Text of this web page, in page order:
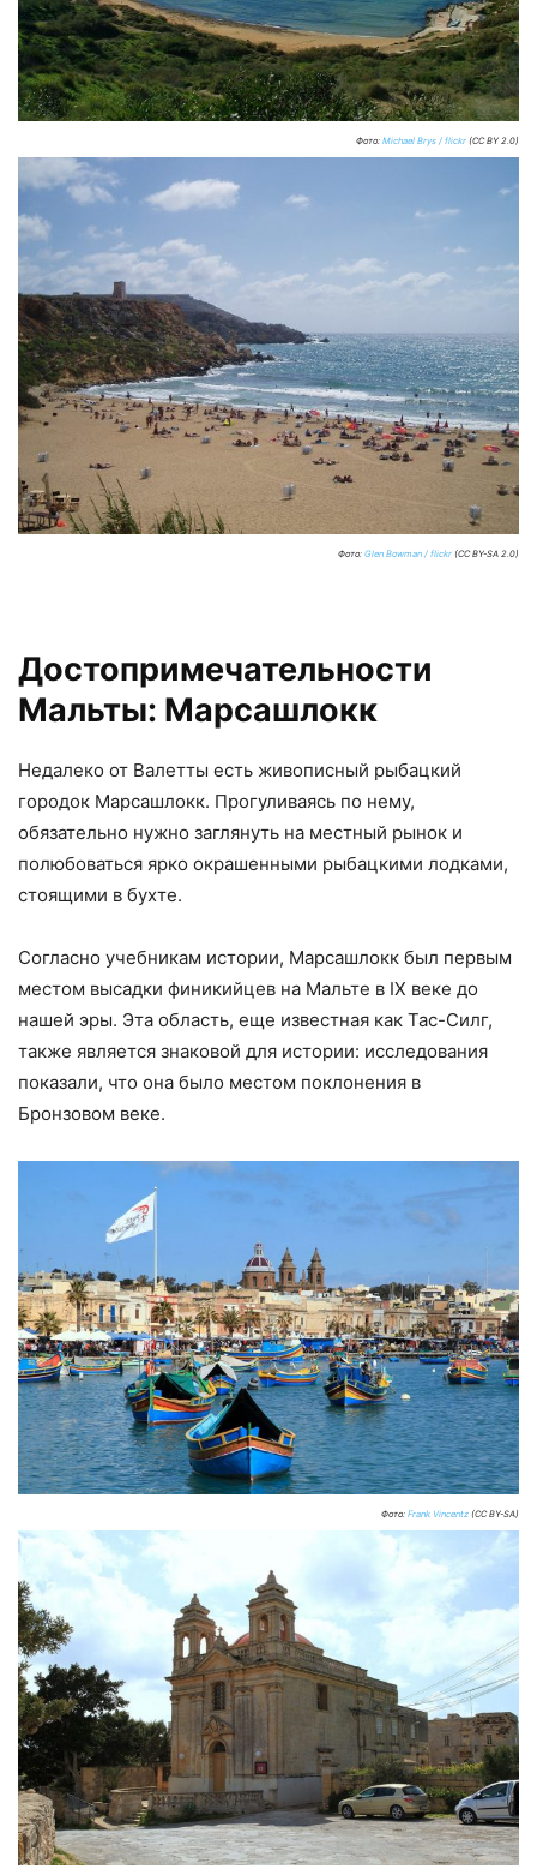
Фото: Michael Brys / flickr (CC BY 2.0)
Фото: Glen Bowman / flickr (CC BY-SA 2.0)
Достопримечательности
Мальты: Марсашлокк
Недалеко от Валетты есть живописный рыбацкий
городок Марсашлокк. Прогуливаясь по нему,
обязательно нужно заглянуть на местный рынок и
полюбоваться ярко окрашенными рыбацкими лодками,
стоящими в бухте.
Согласно учебникам истории, Марсашлокк был первым
местом высадки финикийцев на Мальте в IX веке до
нашей эры. Эта область, еще известная как Тас-Силг,
также является знаковой для истории: исследования
показали, что она было местом поклонения в
Бронзовом веке.
Фото: Frank Vincentz (CC BY-SA)